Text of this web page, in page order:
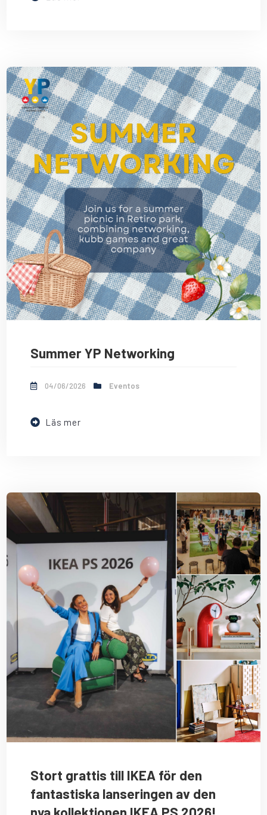
Summer YP Networking
04/06/2026 Eventos
Läs mer
Stort grattis till IKEA för den
fantastiska lanseringen av den